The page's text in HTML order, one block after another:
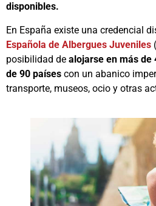
disponibles.
En España existe una credencial
Española de Albergues Juveniles
posibilidad de alojarse en más de
de 90 países con un abanico
transporte, museos, ocio y otras